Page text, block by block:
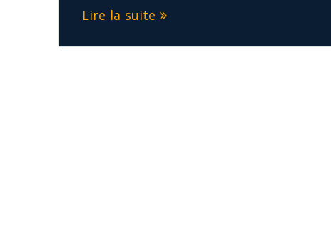
Lire la suite